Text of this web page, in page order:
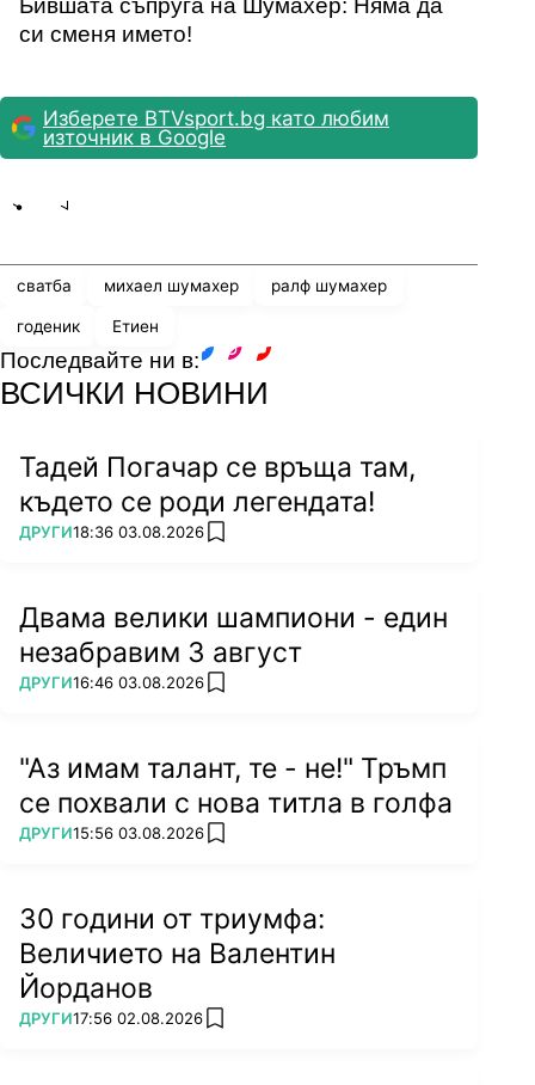
Бившата съпруга на Шумахер: Няма да
си сменя името!
Изберете BTVsport.bg като любим
източник в Google
сватба михаел шумахер ралф шумахер
годеник Етиен
Последвайте ни в:
ВСИЧКИ НОВИНИ
Тадей Погачар се връща там,
където се роди легендата!
ПОВЕЧЕ ОТ
ДРУГИ18:36 03.08.2026 add favorites
Двама велики шампиони - един
незабравим 3 август
ПОВЕЧЕ ОТ
ДРУГИ16:46 03.08.2026 add favorites
"Аз имам талант, те - не!" Тръмп
се похвали с нова титла в голфа
ПОВЕЧЕ ОТ
ДРУГИ15:56 03.08.2026 add favorites
30 години от триумфа:
Величието на Валентин
Йорданов
ПОВЕЧЕ ОТ
ДРУГИ17:56 02.08.2026 add favorites